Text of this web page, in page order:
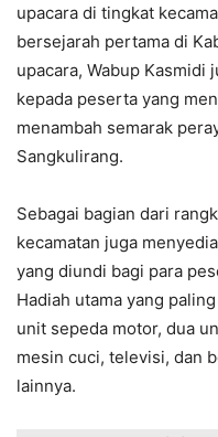
upacara di tingkat
bersejarah pertama di
upacara, Wabup Kasmidi
kepada peserta yang
menambah semarak
Sangkulirang.
Sebagai bagian dari
kecamatan juga
yang diundi bagi para
Hadiah utama yang
unit sepeda motor, dua
mesin cuci, televisi, dan
lainnya.